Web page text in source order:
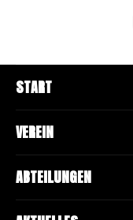
START
VEREIN
ABTEILUNGEN